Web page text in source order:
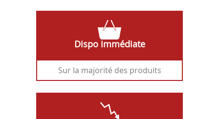
Dispo immédiate
Sur la majorité des produits